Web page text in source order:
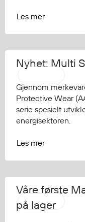
Les mer
Nyhet: Multi
Gjennom
Protective Wear
serie spesielt
energisektoren.
Les mer
Våre første
på lager
Strakofa